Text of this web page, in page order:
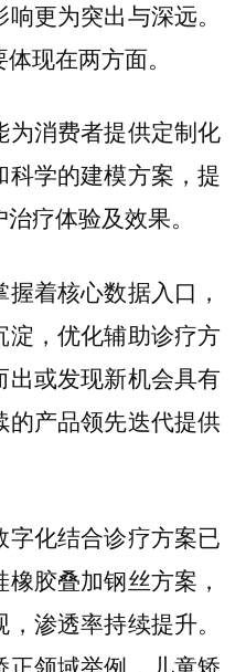
更为突出与深远。
现在两方面。
为消费者提供定制化
学的建模方案，提
疗体验及效果。
着核心数据入口，
淀，优化辅助诊疗方
出或发现新机会具有
的产品领先迭代提供
字化结合诊疗方案已
胶叠加钢丝方案，
渗透率持续提升。